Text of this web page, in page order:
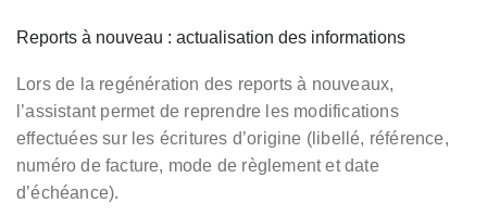
Reports à nouveau : actualisation des informations
Lors de la regénération des reports à nouveaux,
l’assistant permet de reprendre les modifications
effectuées sur les écritures d’origine (libellé, référence,
numéro de facture, mode de règlement et date
d’échéance).